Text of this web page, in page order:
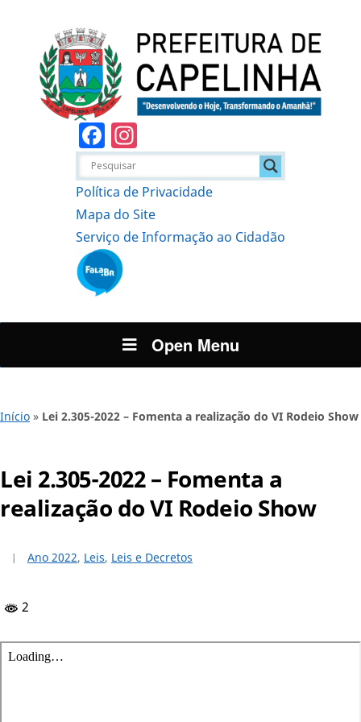
Facebook
Política de Privacidade
Mapa do Site
Serviço de Informação ao Cidadão
Open Menu
Início » Lei 2.305-2022 – Fomenta a realização do VI Rodeio Show
Lei 2.305-2022 – Fomenta a
realização do VI Rodeio Show
Ano 2022, Leis, Leis e Decretos
2